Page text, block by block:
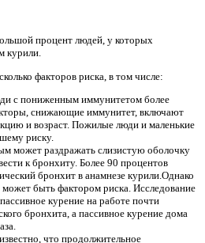
процент людей, у которых
курили.
факторов риска, в том числе:
с пониженным иммунитетом более
снижающие иммунитет, включают
и возраст. Пожилые люди и маленькие
риску.
может раздражать слизистую оболочку
к бронхиту. Более 90 процентов
бронхит в анамнезе курили.Однако
может быть фактором риска. Исследование
курение на работе почти
бронхита, а пассивное курение дома
что продолжительное